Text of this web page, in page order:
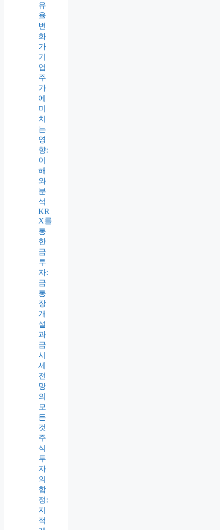
유
율
변
화
가
기
업
주
가
에
미
치
는
영
향:
이
해
와
분
석
KR
X를
통
한
금
투
자:
금
통
장
개
설
과
금
시
세
전
망
의
모
든
것
주
식
투
자
의
함
정:
지
적